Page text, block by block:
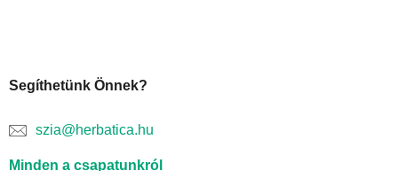
Segíthetünk Önnek?
szia@herbatica.hu
Minden a csapatunkról